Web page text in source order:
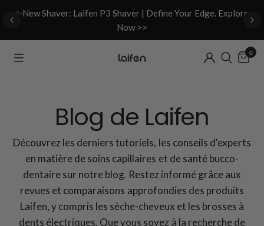
✨New Shaver: Laifen P3 Shaver | Define Your Edge. Explore
Now >>
0
Blog de Laifen
Découvrez les derniers tutoriels, les conseils d'experts
en matière de soins capillaires et de santé bucco-
dentaire sur notre blog. Restez informé grâce aux
revues et comparaisons approfondies des produits
Laifen, y compris les sèche-cheveux et les brosses à
dents électriques. Que vous soyez à la recherche de